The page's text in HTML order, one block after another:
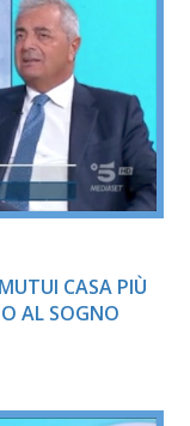
CASA PIÙ
AL SOGNO